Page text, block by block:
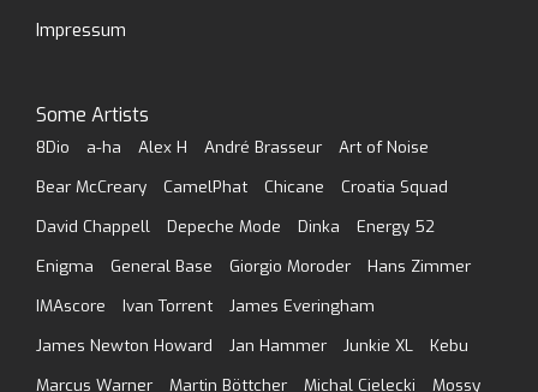
Impressum
Some Artists
8Dio a-ha Alex H André Brasseur
Art of Noise
Bear McCreary
CamelPhat Chicane
Croatia Squad
David Chappell
Depeche Mode Dinka
Energy 52
Enigma
General Base Giorgio Moroder
Hans Zimmer
IMAscore
Ivan Torrent
James Everingham
James Newton Howard
Jan Hammer Junkie XL
Kebu
Marcus Warner
Martin Böttcher Michal Cielecki
Mossy